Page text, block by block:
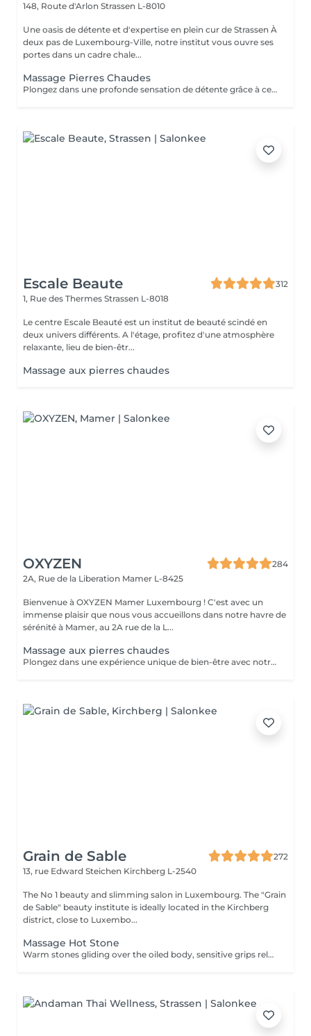
148, Route d'Arlon Strassen L-8010
Une oasis de détente et d'expertise en plein cur de Strassen À
deux pas de Luxembourg-Ville, notre institut vous ouvre ses
portes dans un cadre chale...
Massage Pierres Chaudes
Plongez dans une profonde sensation de détente grâce à ce massage enveloppant réalisé avec des pierres volcaniques chaudes. La chaleur diffuse apaise les tensions musculaires, améliore la circulation et procure un bien-être incomparable. Un soin cocooning idéal pour relâcher le corps, calmer l'esprit et retrouver une harmonie totale.
Escale Beaute
312
1, Rue des Thermes Strassen L-8018
Le centre Escale Beauté est un institut de beauté scindé en
deux univers différents. A l'étage, profitez d'une atmosphère
relaxante, lieu de bien-êtr...
Massage aux pierres chaudes
OXYZEN
284
2A, Rue de la Liberation Mamer L-8425
Bienvenue à OXYZEN Mamer Luxembourg ! C'est avec un
immense plaisir que nous vous accueillons dans notre havre de
sérénité à Mamer, au 2A rue de la L...
Massage aux pierres chaudes
Plongez dans une expérience unique de bien-être avec notre massage aux pierres chaudes. Cette pratique traditionnelle repose sur l'utilisation de pierres de basalte chauffées dans un bain d'eau chaude à température constante. Ces pierres sont ensuite utilisées pour induire des effets physiologiques de détente et de détoxification pendant le massage. Allongé(e) sur les pierres, enveloppé(e) dans un drap adapté à votre morphologie, vous ressentirez une chaleur enveloppante, une véritable sensation de mini-sauna, idéale pour vous réchauffer en hiver. Ce soin unique vous plongera dans une expérience sensorielle exceptionnelle, combinant des sensations contrastées, des stimuli répétés et une profonde relaxation. Le massage aux pierres chaudes diffère considérablement des massages manuels traditionnels, offrant une expérience inoubliable. Soins proposé uniquement de fin octobre à Mars afin de pouvoir bénéficier de tous les bienfaits de celui-ci Pour prolonger ces moments de bien-être, nous vous invitons à découvrir nos cartes FORFAITS, conçues pour vous offrir des avantages exclusifs. Pour plus d'informations, visitez notre page Forfaits. Parfait aussi comme idée cadeau sur mesure. Pour en savoir plus, cliquez ici : https://www.oxyzen.lu Veuillez noter que ce massage est déconseillé aux femmes enceintes. Avertissement : Nos soins sont dédiés au bien-être et à la relaxation. Ils ne remplacent pas un suivi médical et ne relèvent pas de la kinésithérapie.
Grain de Sable
272
13, rue Edward Steichen Kirchberg L-2540
The No 1 beauty and slimming salon in Luxembourg. The "Grain
de Sable" beauty institute is ideally located in the Kirchberg
district, close to Luxembo...
Massage Hot Stone
Warm stones gliding over the oiled body, sensitive grips releasing tension. The soothing effect of the hot stone massage has been appreciated for thousands of years.